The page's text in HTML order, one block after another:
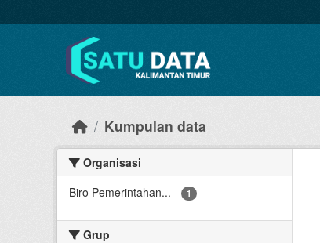
Kumpulan data
Organisasi
Biro Pemerintahan... - 1
Grup